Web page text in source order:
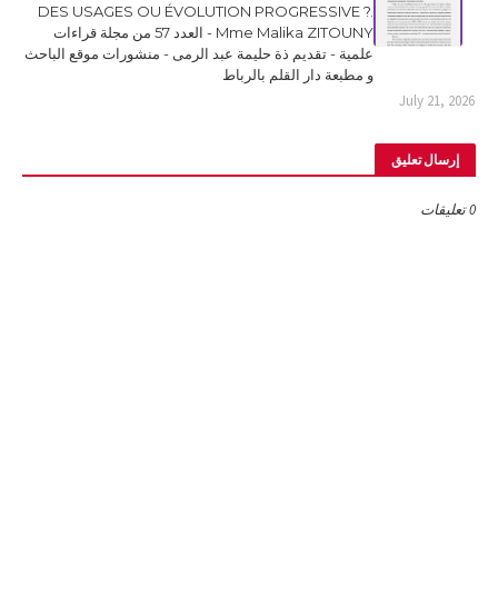
DES USAGES OU ÉVOLUTION PROGRESSIVE ?.
Mme Malika ZITOUNY - العدد 57 من مجلة قراءات
علمية - تقديم ذة حليمة عبد الرمى - منشورات موقع الباحث
و مطبعة دار القلم بالرباط
July 21, 2026
إرسال تعليق
0 تعليقات